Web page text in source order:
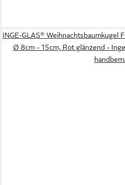
INGE-GLAS® Weihnachtsbaumkugel
Ø 8cm - 15cm, Rot glänzend -